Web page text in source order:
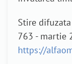
Stire
763 - martie
https://